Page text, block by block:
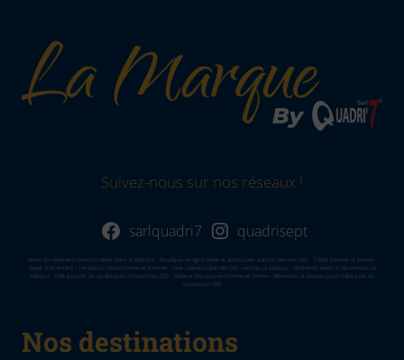
Suivez-nous sur nos réseaux !
sarlquadri7 quadrisept
Vente de vêtements personnalisés dans la Manche - Boutique en ligne textile et accessoires dans la Manvhe (50) - T-Shirt homme et femme -
Sweat shirt enfant - Tendances mode femme et homme - Idée cadeaux Granville (50) - eshop La Marque - Vêtements made in Normandie La
Marque - Prêt à porter de qualité près d'Avranches (50) - Veste et doudoune homme et femme - Vêtements et bavoirs pour bébé près de
Coutances (50)
Nos destinations